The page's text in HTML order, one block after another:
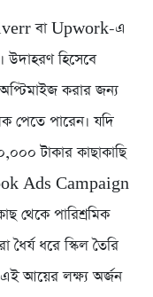
Fiverr বা Upwork-এ
উদাহরণ হিসেবে
করার জন্য
পেতে পারেন। যদি
টাকার কাছাকাছি
Ads Campaign
থেকে পারিশ্রমিক
ধৈর্য ধরে স্কিল তৈরি
আয়ের লক্ষ্য অর্জন